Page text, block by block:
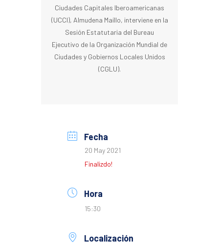
Ciudades Capitales Iberoamericanas
(UCCI), Almudena Maíllo, interviene en la
Sesión Estatutaria del Bureau
Ejecutivo de la Organización Mundial de
Ciudades y Gobiernos Locales Unidos
(CGLU).
Fecha
20 May 2021
Finalizdo!
Hora
15:30
Localización